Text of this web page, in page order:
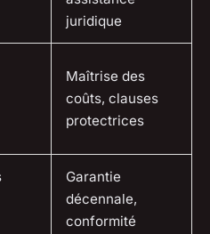
juridique
Maîtrise des
coûts, clauses
protectrices
Garantie
décennale,
conformité